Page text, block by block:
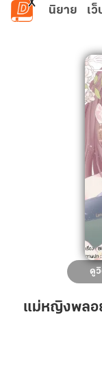
ข้ามไปยังเนื้อหาหลัก
นิยาย เ
แม่
ห
พล
คุ
ดูวิ
แม่หญิงพลอ